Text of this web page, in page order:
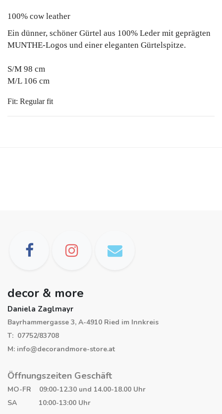
100% cow leather
Ein dünner, schöner Gürtel aus 100% Leder mit geprägten
MUNTHE-Logos und einer eleganten Gürtelspitze.
S/M 98 cm
M/L 106 cm
Fit: Regular fit
decor & more
Daniela Zaglmayr
Bayrhammergasse 3, A-4910 Ried im Innkreis
T: 07752/83708
M: info@decorandmore-store.at
Öffnungszeiten Geschäft
MO-FR 09:00-12.30 und 14.00-18.00 Uhr
SA 10:00-13:00 Uhr